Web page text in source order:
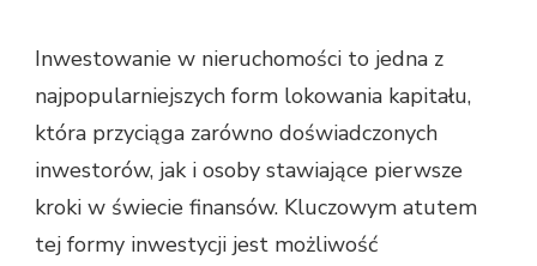
Inwestowanie w nieruchomości to jedna z
najpopularniejszych form lokowania kapitału,
która przyciąga zarówno doświadczonych
inwestorów, jak i osoby stawiające pierwsze
kroki w świecie finansów. Kluczowym atutem
tej formy inwestycji jest możliwość